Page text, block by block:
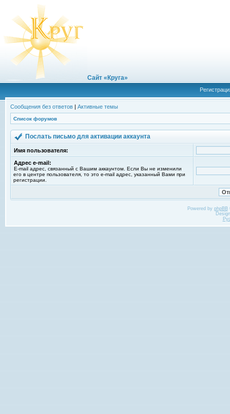
Сайт «Круга»
Сообщения без ответов | Активные темы
Список форумов
Послать письмо для активации аккаунта
Имя пользователя:
Адрес e-mail:
E-mail адрес, связанный с Вашим аккаунтом. Если Вы не изменили
его в центре пользователя, то это e-mail адрес, указанный Вами при
регистрации.
Powered by phpBB